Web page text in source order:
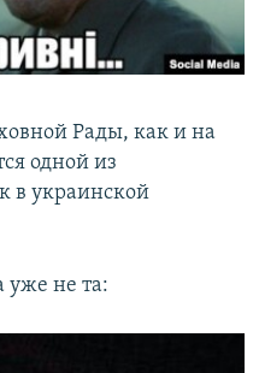
Рады, как и на
одной из
в украинской
уже не та: